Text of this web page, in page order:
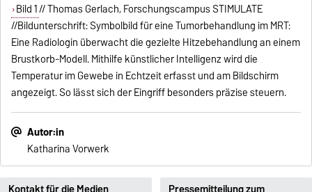
Bild 1// Thomas Gerlach, Forschungscampus STIMULATE
//Bildunterschrift: Symbolbild für eine Tumorbehandlung im MRT:
Eine Radiologin überwacht die gezielte Hitzebehandlung an einem
Brustkorb-Modell. Mithilfe künstlicher Intelligenz wird die
Temperatur im Gewebe in Echtzeit erfasst und am Bildschirm
angezeigt. So lässt sich der Eingriff besonders präzise steuern.
Autor:in
Katharina Vorwerk